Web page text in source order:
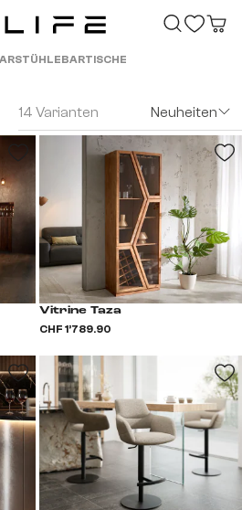
BARTISCHE
14 Varianten Neuheiten
Vitrine Taza
CHF 1’789.90